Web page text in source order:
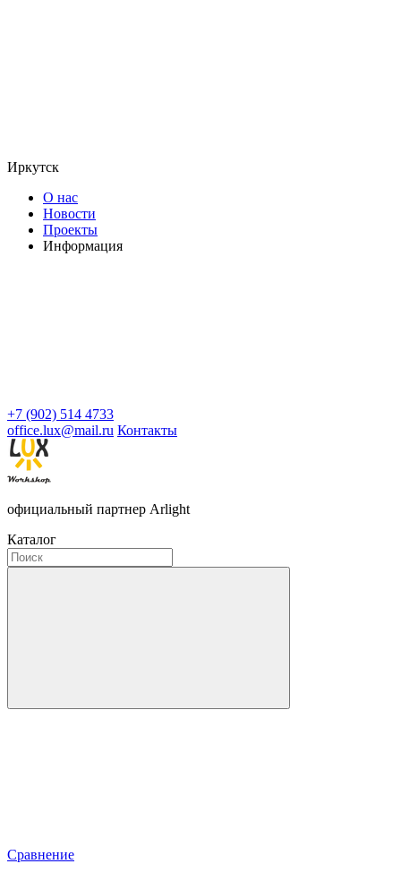
Иркутск
О нас
Новости
Проекты
Информация
+7 (902) 514 4733
office.lux@mail.ru Контакты
официальный партнер Arlight
Каталог
Сравнение